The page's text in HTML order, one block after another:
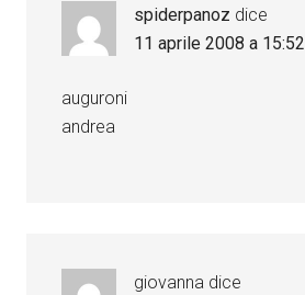
spiderpanoz dice
11 aprile 2008 a 15:52
auguroni
andrea
giovanna dice